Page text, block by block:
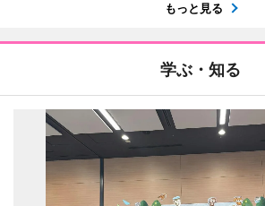
もっと見る
学ぶ・知る